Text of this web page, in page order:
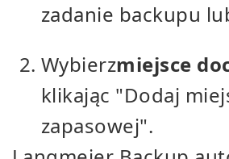
zadanie backupu
Wybierzmiejsce
klikając "Dodaj
zapasowej".